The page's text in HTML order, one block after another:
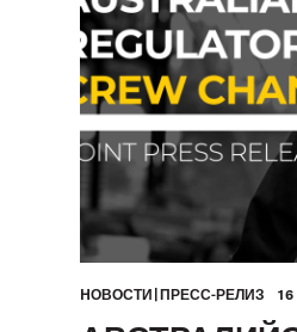
HОВОСТИ ПРЕСС-РЕЛИЗ 16